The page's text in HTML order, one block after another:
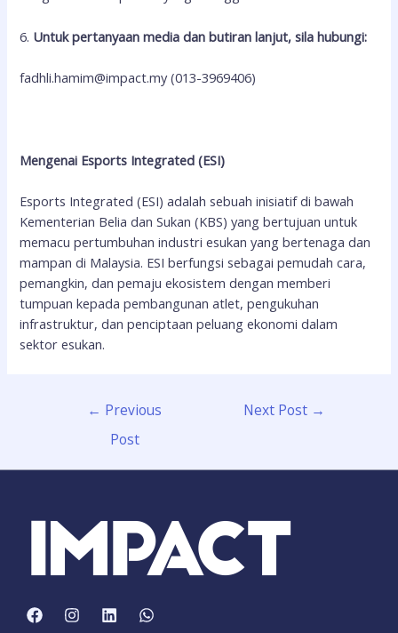
6. Untuk pertanyaan media dan butiran lanjut, sila hubungi:
fadhli.hamim@impact.my (013-3969406)
Mengenai Esports Integrated (ESI)
Esports Integrated (ESI) adalah sebuah inisiatif di bawah
Kementerian Belia dan Sukan (KBS) yang bertujuan untuk
memacu pertumbuhan industri esukan yang bertenaga dan
mampan di Malaysia. ESI berfungsi sebagai pemudah cara,
pemangkin, dan pemaju ekosistem dengan memberi
tumpuan kepada pembangunan atlet, pengukuhan
infrastruktur, dan penciptaan peluang ekonomi dalam
sektor esukan.
← Previous
Post
Next Post →